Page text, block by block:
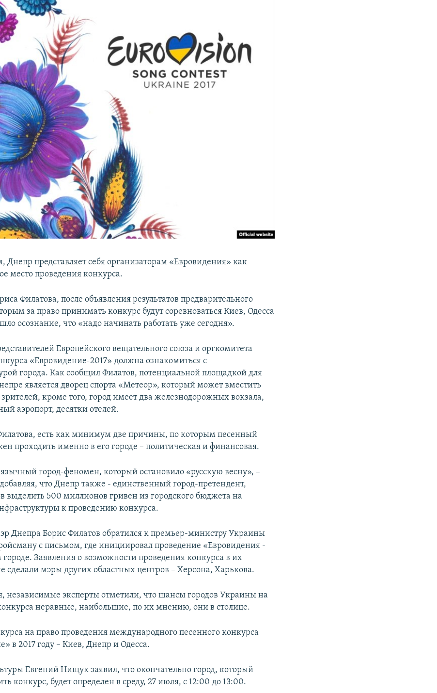
Днепр представляет себя организаторам «Евровидения» как
место проведения конкурса.
Филатова, после объявления результатов предварительного
за право принимать конкурс будут соревноваться Киев, Одесса
осознание, что «надо начинать работать уже сегодня».
Европейского вещательного союза и оргкомитета
«Евровидение-2017» должна ознакомиться с
города. Как сообщил Филатов, потенциальной площадкой для
является дворец спорта «Метеор», который может вместить
кроме того, город имеет два железнодорожных вокзала,
аэропорт, десятки отелей.
есть как минимум две причины, по которым песенный
проходить именно в его городе – политическая и финансовая.
город-феномен, который остановило «русскую весну», –
что Днепр также - единственный город-претендент,
выделить 500 миллионов гривен из городского бюджета на
к проведению конкурса.
Днепра Борис Филатов обратился к премьер-министру Украины
с письмом, где инициировал проведение «Евровидения -
городе. Заявления о возможности проведения конкурса в их
сделали мэры других областных центров – Херсона, Харькова.
независимые эксперты отметили, что шансы городов Украины на
неравные, наибольшие, по их мнению, они в столице.
на право проведения международного песенного конкурса
в 2017 году – Киев, Днепр и Одесса.
Евгений Нищук заявил, что окончательно город, который
конкурс, будет определен в среду, 27 июля, с 12:00 до 13:00.